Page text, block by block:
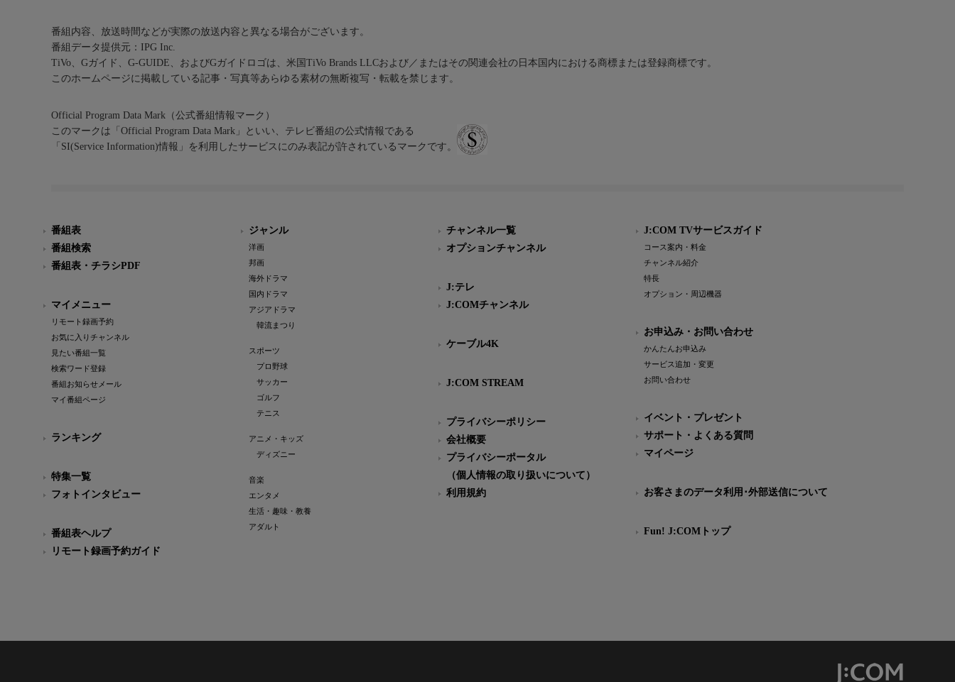
番組内容、放送時間などが実際の放送内容と異なる場合がございます。
番組データ提供元：IPG Inc.
TiVo、Gガイド、G-GUIDE、およびGガイドロゴは、米国TiVo Brands LLCおよび／またはその関連会社の日本国内における商標または登録商標です。
このホームページに掲載している記事・写真等あらゆる素材の無断複写・転載を禁じます。
Official Program Data Mark（公式番組情報マーク）
このマークは「Official Program Data Mark」といい、テレビ番組の公式情報である
「SI(Service Information)情報」を利用したサービスにのみ表記が許されているマークです。
番組表
番組検索
番組表・チラシPDF
マイメニュー
リモート録画予約
お気に入りチャンネル
見たい番組一覧
検索ワード登録
番組お知らせメール
マイ番組ページ
ランキング
特集一覧
フォトインタビュー
番組表ヘルプ
リモート録画予約ガイド
ジャンル
洋画
邦画
海外ドラマ
国内ドラマ
アジアドラマ
韓流まつり
スポーツ
プロ野球
サッカー
ゴルフ
テニス
アニメ・キッズ
ディズニー
音楽
エンタメ
生活・趣味・教養
アダルト
チャンネル一覧
オプションチャンネル
J:テレ
J:COMチャンネル
ケーブル4K
J:COM STREAM
プライバシーポリシー
会社概要
プライバシーポータル
（個人情報の取り扱いについて）
利用規約
J:COM TVサービスガイド
コース案内・料金
チャンネル紹介
特長
オプション・周辺機器
お申込み・お問い合わせ
かんたんお申込み
サービス追加・変更
お問い合わせ
イベント・プレゼント
サポート・よくある質問
マイページ
お客さまのデータ利用･外部送信について
Fun! J:COMトップ